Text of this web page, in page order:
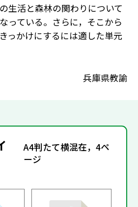
生活と森林の関わりについて
っている。さらに，そこから
っかけにするには適した単元
兵庫県教諭
A4判たて横混在，4ペ
ージ